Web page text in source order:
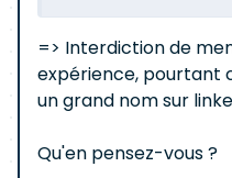
=> Interdiction de
expérience, pourtant
un grand nom sur
Qu'en pensez-vous ?